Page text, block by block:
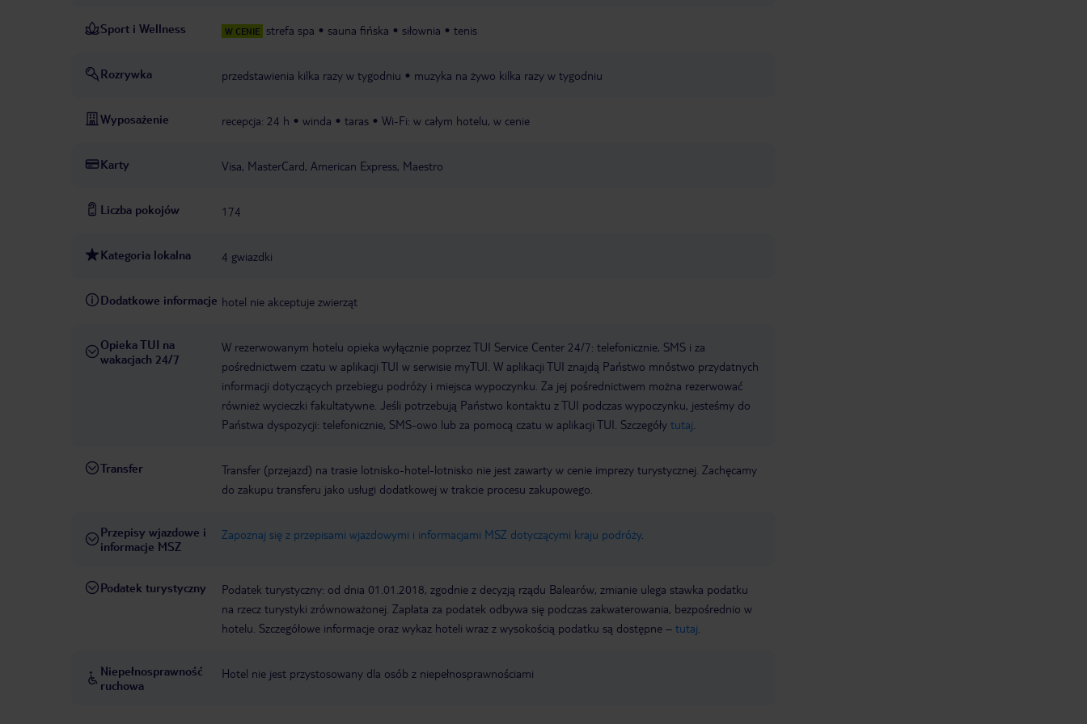
Sport i Wellness W CENIE strefa spa sauna fińska siłownia tenis
Rozrywka przedstawienia kilka razy w tygodniu muzyka na żywo kilka razy w tygodniu
Wyposażenie recepcja: 24 h winda taras Wi-Fi: w całym hotelu, w cenie
Karty Visa, MasterCard, American Express, Maestro
Liczba pokojów 174
Kategoria lokalna 4 gwiazdki
Dodatkowe informacje hotel nie akceptuje zwierząt
Opieka TUI na
wakacjach 24/7
W rezerwowanym hotelu opieka wyłącznie poprzez TUI Service Center 24/7: telefonicznie, SMS i za
pośrednictwem czatu w aplikacji TUI w serwisie myTUI. W aplikacji TUI znajdą Państwo mnóstwo przydatnych
informacji dotyczących przebiegu podróży i miejsca wypoczynku. Za jej pośrednictwem można rezerwować
również wycieczki fakultatywne. Jeśli potrzebują Państwo kontaktu z TUI podczas wypoczynku, jesteśmy do
Państwa dyspozycji: telefonicznie, SMS-owo lub za pomocą czatu w aplikacji TUI. Szczegóły tutaj
Transfer
Transfer (przejazd) na trasie lotnisko-hotel-lotnisko nie jest zawarty w cenie imprezy turystycznej. Zachęcamy
do zakupu transferu jako usługi dodatkowej w trakcie procesu zakupowego.
Przepisy wjazdowe i
informacje MSZ
Zapoznaj się z przepisami wjazdowymi i informacjami MSZ dotyczącymi kraju podróży.
Podatek turystyczny
Podatek turystyczny: od dnia 01.01.2018, zgodnie z decyzją rządu Balearów, zmianie ulega stawka podatku
na rzecz turystyki zrównoważonej. Zapłata za podatek odbywa się podczas zakwaterowania, bezpośrednio w
hotelu. Szczegółowe informacje oraz wykaz hoteli wraz z wysokością podatku są dostępne – tutaj
Niepełnosprawność
ruchowa
Hotel nie jest przystosowany dla osób z niepełnosprawnościami